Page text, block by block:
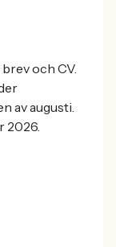
och CV.
av augusti.
2026.